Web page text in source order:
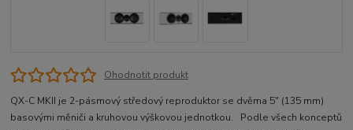
Ohodnotit produkt
QX-C MKII je 2-pásmový středový reproduktor se dvěma 5″ (135 mm)
basovými měniči a kruhovou výškovou jednotkou. Podle všech konceptů